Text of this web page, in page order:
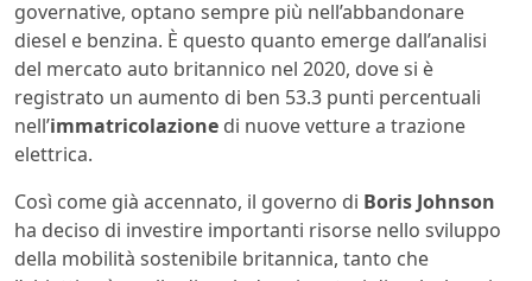
governative, optano sempre più nell’abbandonare
diesel e benzina. È questo quanto emerge dall’analisi
del mercato auto britannico nel 2020, dove si è
registrato un aumento di ben 53.3 punti percentuali
nell’immatricolazione di nuove vetture a trazione
elettrica.
Così come già accennato, il governo di Boris Johnson
ha deciso di investire importanti risorse nello sviluppo
della mobilità sostenibile britannica, tanto che